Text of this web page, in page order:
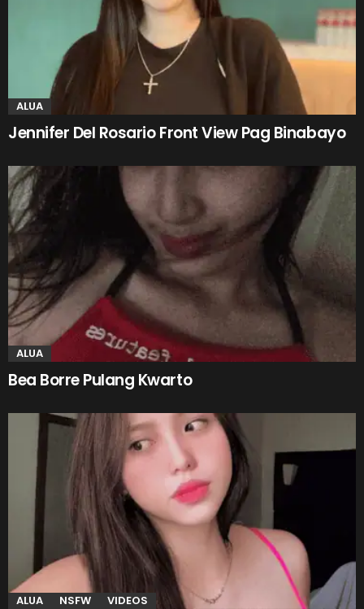
ALUA
Jennifer Del Rosario Front View Pag Binabayo
ALUA
Bea Borre Pulang Kwarto
ALUA NSFW VIDEOS